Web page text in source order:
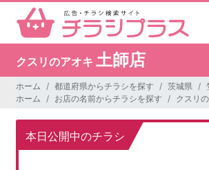
クスリのアオキ 土師店
ホーム 都道府県からチラシを探す 茨城県
ホーム
お店の名前からチラシを探す クスリ
本日公開中のチラシ